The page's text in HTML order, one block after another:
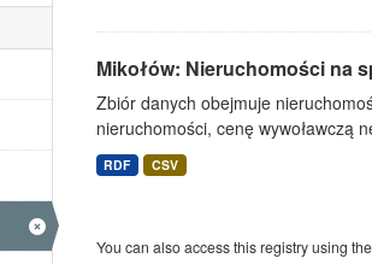
Mikołów: Nieruchomości na
Zbiór danych obejmuje
nieruchomości, cenę wywoławczą
RDF CSV
You can also access this registry using the